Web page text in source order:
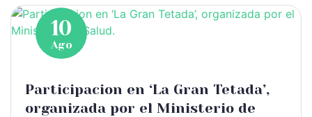
10
Ago
Participacion en ‘La Gran Tetada’,
organizada por el Ministerio de